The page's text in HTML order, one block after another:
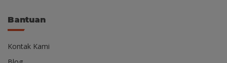
Bantuan
Kontak Kami